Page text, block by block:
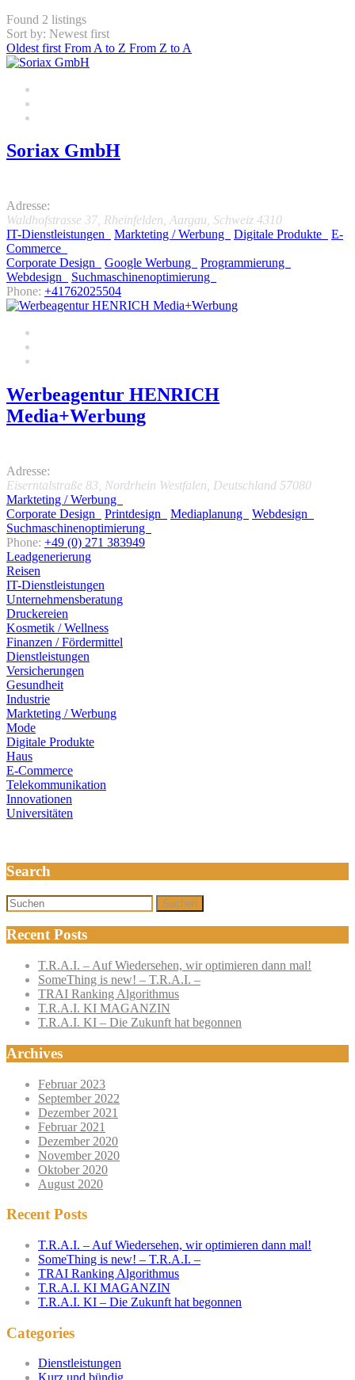
Found 2 listings
Sort by: Newest first
Oldest first From A to Z From Z to A
Soriax GmbH
Adresse:
Waldhofstrasse 37 Rheinfelden, Aargau, Schweiz 4310
IT-Dienstleistungen
Markteting / Werbung Digitale Produkte
E-
Commerce
Corporate Design
Google Werbung
Programmierung
Webdesign
Suchmaschinenoptimierung
Phone: +41762025504
Werbeagentur HENRICH
Media+Werbung
Adresse:
Eiserntalstraße 83
Nordrhein Westfalen, Deutschland 57080
Markteting / Werbung
Corporate Design
Printdesign Mediaplanung
Webdesign
Suchmaschinenoptimierung
Phone: +49 (0) 271 383949
Leadgenerierung
Reisen
IT-Dienstleistungen
Unternehmensberatung
Druckereien
Kosmetik / Wellness
Finanzen / Fördermittel
Dienstleistungen
Versicherungen
Gesundheit
Industrie
Markteting / Werbung
Mode
Digitale Produkte
Haus
E-Commerce
Telekommunikation
Innovationen
Universitäten
Search
Suchen
Recent Posts
T.R.A.I. – Auf Wiedersehen, wir optimieren dann mal!
SomeThing is new! – T.R.A.I. –
TRAI Ranking Algorithmus
T.R.A.I. KI MAGANZIN
T.R.A.I. KI – Die Zukunft hat begonnen
Archives
Februar 2023
September 2022
Dezember 2021
Februar 2021
Dezember 2020
November 2020
Oktober 2020
August 2020
Recent Posts
T.R.A.I. – Auf Wiedersehen, wir optimieren dann mal!
SomeThing is new! – T.R.A.I. –
TRAI Ranking Algorithmus
T.R.A.I. KI MAGANZIN
T.R.A.I. KI – Die Zukunft hat begonnen
Categories
Dienstleistungen